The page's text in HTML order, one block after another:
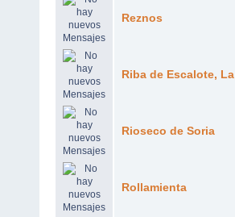
Reznos
Riba de Escalote, La
Rioseco de Soria
Rollamienta